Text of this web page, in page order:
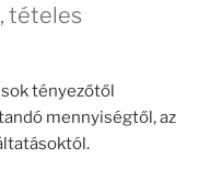
tételes
sok tényezőtől
mennyiségtől, az